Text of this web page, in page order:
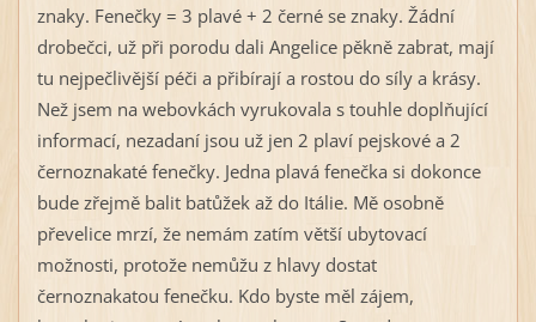
znaky. Fenečky = 3 plavé + 2 černé se znaky. Žádní
drobečci, už při porodu dali Angelice pěkně zabrat, mají
tu nejpečlivější péči a přibírají a rostou do síly a krásy.
Než jsem na webovkách vyrukovala s touhle doplňující
informací, nezadaní jsou už jen 2 plaví pejskové a 2
černoznakaté fenečky. Jedna plavá fenečka si dokonce
bude zřejmě balit batůžek až do Itálie. Mě osobně
převelice mrzí, že nemám zatím větší ubytovací
možnosti, protože nemůžu z hlavy dostat
černoznakatou fenečku. Kdo byste měl zájem,